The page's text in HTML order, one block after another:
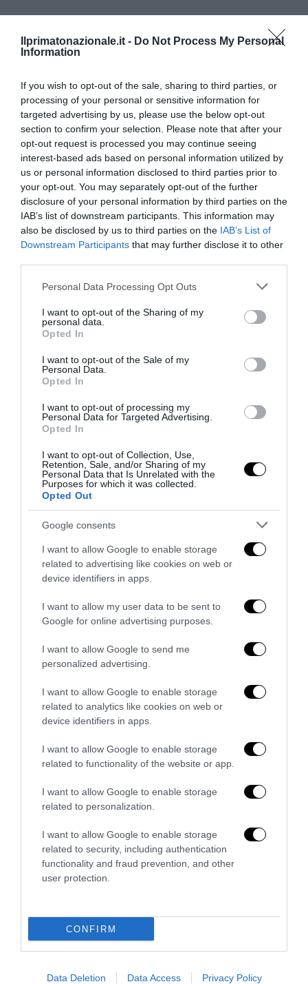
Ilprimatonazionale.it - Do Not Process My Personal
Information
If you wish to opt-out of the sale, sharing to third parties, or
processing of your personal or sensitive information for
targeted advertising by us, please use the below opt-out
section to confirm your selection. Please note that after your
opt-out request is processed you may continue seeing
interest-based ads based on personal information utilized by
us or personal information disclosed to third parties prior to
your opt-out. You may separately opt-out of the further
disclosure of your personal information by third parties on the
IAB’s list of downstream participants. This information may
also be disclosed by us to third parties on the IAB’s List of
Downstream Participants that may further disclose it to other
Please note that this website/app uses one or more Google
not limited to your visit or usage behaviour. You may click to
grant or deny consent to Google and its third-party tags to
use your data for below specified purposes in below Google
consent section.
Personal Data Processing Opt Outs
I want to opt-out of the Sharing of my
personal data.
Opted In
I want to opt-out of the Sale of my
Personal Data.
Opted In
I want to opt-out of processing my
Personal Data for Targeted Advertising.
Opted In
I want to opt-out of Collection, Use,
Retention, Sale, and/or Sharing of my
Personal Data that Is Unrelated with the
Purposes for which it was collected.
Opted Out
Google consents
I want to allow Google to enable storage
related to advertising like cookies on web or
device identifiers in apps.
I want to allow my user data to be sent to
Google for online advertising purposes.
I want to allow Google to send me
personalized advertising.
I want to allow Google to enable storage
related to analytics like cookies on web or
device identifiers in apps.
I want to allow Google to enable storage
related to functionality of the website or app.
I want to allow Google to enable storage
related to personalization.
I want to allow Google to enable storage
related to security, including authentication
functionality and fraud prevention, and other
user protection.
CONFIRM
Data Deletion Data Access Privacy Policy
Matteo Rovatti
FILIPPO BURLA
Classe 1987, da quel “Mondo piccolo” della
Giovannino Guareschi. Lauree in Scienze
Politiche ed in Economia Aziendale. Eterodosso quanto
bassa, cresciuto sui grandi temi della politica industriale e
dell’imprescindibile intervento pubblico. Sogna la
rifondazione dell’Iri e l’Italia quarta potenza economica del
mondo.
previous post
Flop europeo per il calcio italiano? Ripartiamo dal futurismo
next post
Ucraina, ucciso uno dei leader nazionalisti
YOU MAY ALSO LIKE
“Il pensiero bianco”, il catechismo postcoloniale che
trasforma l’Europa in colpa